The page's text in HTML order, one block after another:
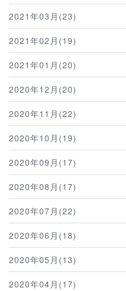
2021年03月(23)
2021年02月(19)
2021年01月(20)
2020年12月(20)
2020年11月(22)
2020年10月(19)
2020年09月(17)
2020年08月(17)
2020年07月(22)
2020年06月(18)
2020年05月(13)
2020年04月(17)